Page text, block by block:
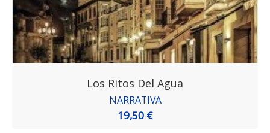
Los Ritos Del Agua
NARRATIVA
19,50 €